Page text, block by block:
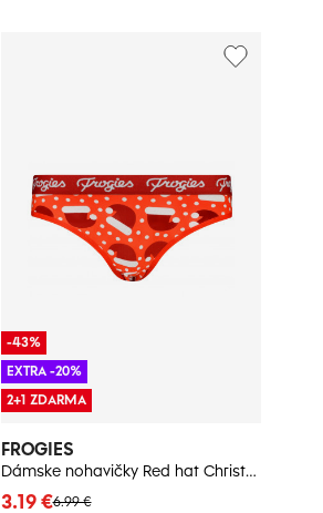
FROGIES
Dámske nohavičky Red hat Christmas - Frogies
6.99 €
3.19 €
-43%
EXTRA -20%
2+1 ZDARMA